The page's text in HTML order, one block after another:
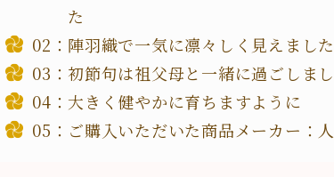
た
陣羽織で一気に凛々しく見えました
初節句は祖父母と一緒に過ごしま
大きく健やかに育ちますように
ご購入いただいた商品メーカー：